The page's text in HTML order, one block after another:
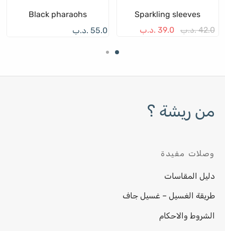
صفحة
Sparkling sleeves
42.0 .د.ب 39.0 .د.ب
Black pharaohs
55.0 .د.ب
من ريشة ؟
وصلات مفيدة
دليل المقاسات
طريقة الغسيل – غسيل جاف
الشروط والاحكام